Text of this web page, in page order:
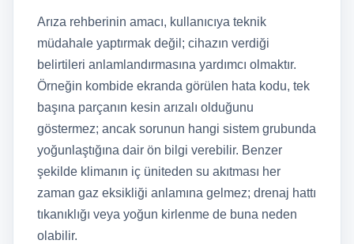
Arıza rehberinin amacı, kullanıcıya teknik
müdahale yaptırmak değil; cihazın verdiği
belirtileri anlamlandırmasına yardımcı olmaktır.
Örneğin kombide ekranda görülen hata kodu, tek
başına parçanın kesin arızalı olduğunu
göstermez; ancak sorunun hangi sistem grubunda
yoğunlaştığına dair ön bilgi verebilir. Benzer
şekilde klimanın iç üniteden su akıtması her
zaman gaz eksikliği anlamına gelmez; drenaj hattı
tıkanıklığı veya yoğun kirlenme de buna neden
olabilir.